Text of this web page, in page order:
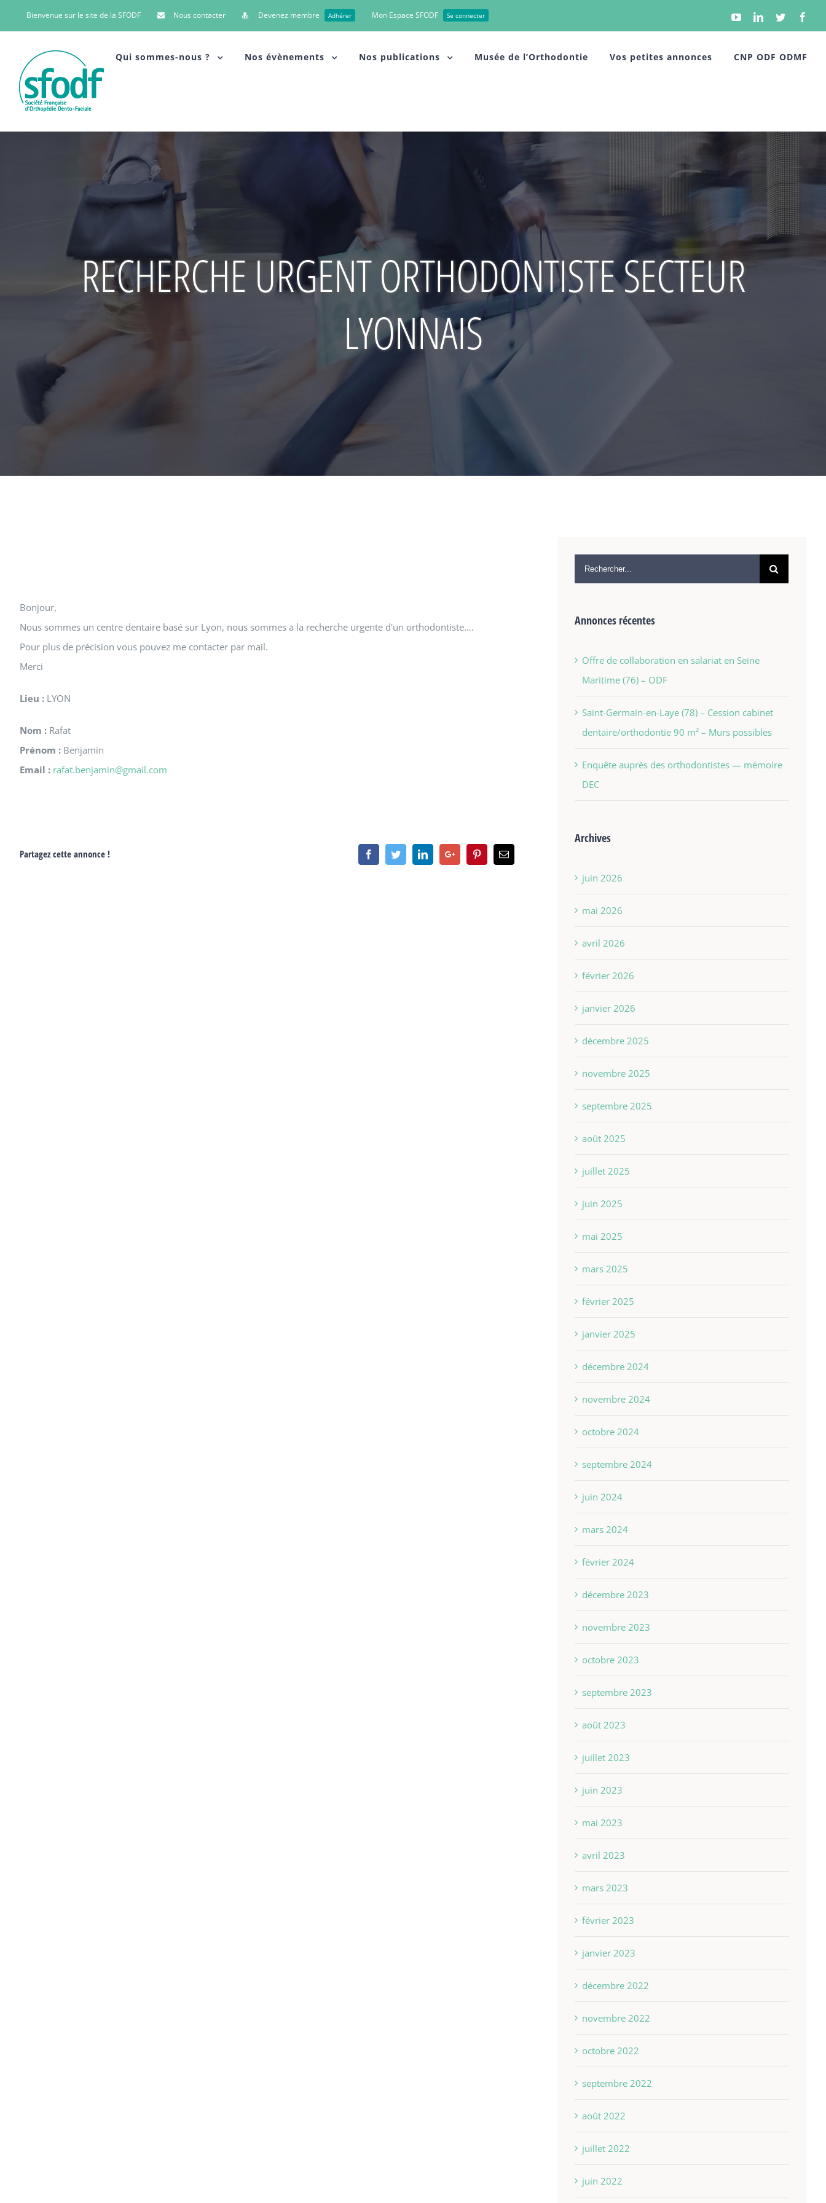
Bienvenue sur le site de la SFODF Nous contacter Devenez membre Adhérer Mon Espace SFODF Se connecter YouTubeLinkedinTwitter
Qui sommes-nous ? Nos évènements Nos publications Musée de l’Orthodontie Vos petites annonces CNP ODF ODMF
RECHERCHE URGENT ORTHODONTISTE SECTEUR
LYONNAIS
Bonjour,
Nous sommes un centre dentaire basé sur Lyon, nous sommes a la recherche urgente d'un orthodontiste….
Pour plus de précision vous pouvez me contacter par mail.
Merci
Lieu : LYON
Nom : Rafat
Prénom : Benjamin
Email : rafat.benjamin@gmail.com
Partagez cette annonce !
Annonces récentes
Offre de collaboration en salariat en Seine
Maritime (76) – ODF
Saint-Germain-en-Laye (78) – Cession cabinet
dentaire/orthodontie 90 m² – Murs possibles
Enquête auprès des orthodontistes — mémoire
DEC
Archives
juin 2026
mai 2026
avril 2026
février 2026
janvier 2026
décembre 2025
novembre 2025
septembre 2025
août 2025
juillet 2025
juin 2025
mai 2025
mars 2025
février 2025
janvier 2025
décembre 2024
novembre 2024
octobre 2024
septembre 2024
juin 2024
mars 2024
février 2024
décembre 2023
novembre 2023
octobre 2023
septembre 2023
août 2023
juillet 2023
juin 2023
mai 2023
avril 2023
mars 2023
février 2023
janvier 2023
décembre 2022
novembre 2022
octobre 2022
septembre 2022
août 2022
juillet 2022
juin 2022